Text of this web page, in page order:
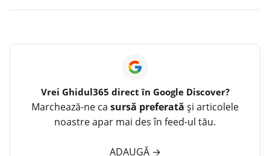
Vrei Ghidul365 direct în Google Discover?
Marchează-ne ca sursă preferată și articolele
noastre apar mai des în feed-ul tău.
ADAUGĂ →